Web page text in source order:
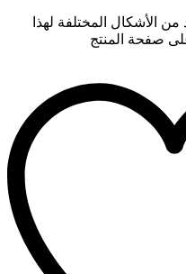
من الأشكال المختلفة لهذا
صفحة المنتج